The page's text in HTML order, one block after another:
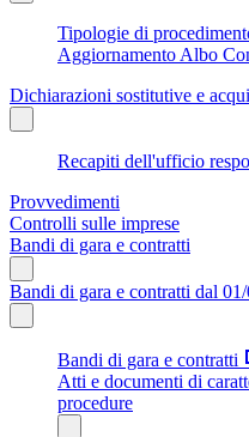
Tipologie di
Aggiornamento Albo
Dichiarazioni sostitutive e
Recapiti dell'ufficio
Provvedimenti
Controlli sulle imprese
Bandi di gara e contratti
Bandi di gara e contratti dal
Bandi di gara e contratti
Atti e documenti di
procedure